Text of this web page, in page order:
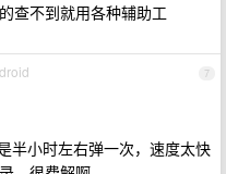
查不到就用各种辅助工
7
半小时左右弹一次，速度太快